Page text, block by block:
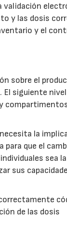
validación
y las dosis
y el
sobre el
El siguiente
la
que el
sea la
sus
de las dosis